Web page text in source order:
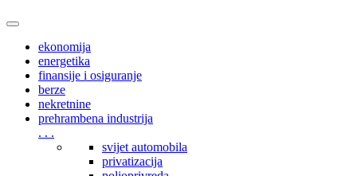
Toggle
navigationekonomija
energetika
finansije i osiguranje
berze
nekretnine
prehrambena industrija
. . .
svijet automobila
privatizacija